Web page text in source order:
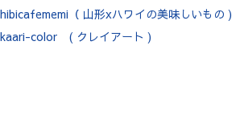
hibicafememi（ 山形xハワイの美味しいもの )
kaari-color ( クレイアート )